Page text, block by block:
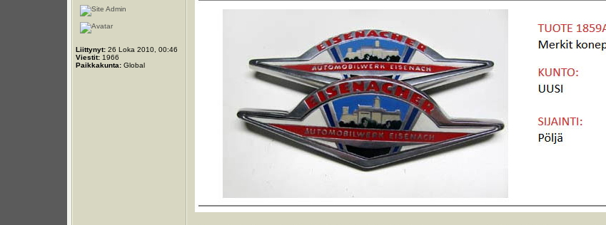
Liittynyt: 26 Loka 2010, 00:46
Viestit: 1966
Paikkakunta: Global